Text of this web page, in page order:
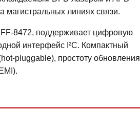
магистральных линиях связи.
8472, поддерживает цифровую
интерфейс I²C. Компактный
pluggable), простоту обновления